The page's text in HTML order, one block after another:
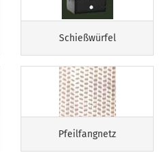
Schießwürfel
Pfeilfangnetz